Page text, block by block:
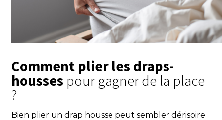
Comment plier les draps-
housses pour gagner de la place
?
Bien plier un drap housse peut sembler dérisoire